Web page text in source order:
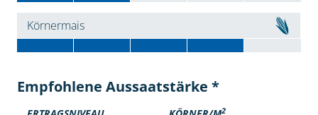
Körnermais
Empfohlene Aussaatstärke *
2